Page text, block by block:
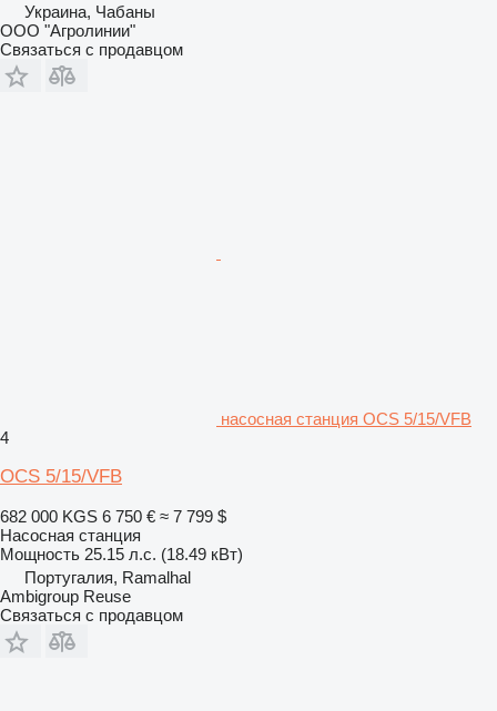
Украина, Чабаны
ООО "Агролинии"
Связаться с продавцом
насосная станция OCS 5/15/VFB
4
OCS 5/15/VFB
682 000 KGS 6 750 € ≈ 7 799 $
Насосная станция
Мощность 25.15 л.с. (18.49 кВт)
Португалия, Ramalhal
Ambigroup Reuse
Связаться с продавцом